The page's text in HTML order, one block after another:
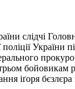
слідчі
України
бойовикам
іґоря